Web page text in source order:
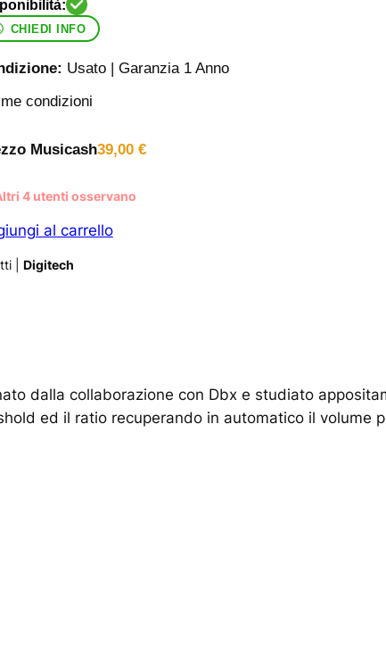
CHIEDI INFO
Usato | Garanzia 1 Anno
condizioni
Musicash39,00 €
4 utenti osservano
al carrello
| Digitech
dalla collaborazione con Dbx e studiato
ed il ratio recuperando in automatico il volume